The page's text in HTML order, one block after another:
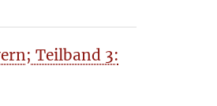
Teilband 3: